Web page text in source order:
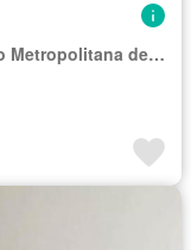
Região Imediata de São Paulo, Região Metropolitana de São Paulo